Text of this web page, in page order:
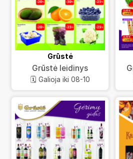
Grūstė
Grūstė leidinys
🗓️ Galioja iki 08-10